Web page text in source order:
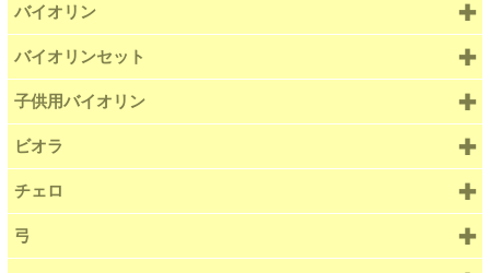
バイオリン
バイオリンセット
子供用バイオリン
ビオラ
チェロ
弓